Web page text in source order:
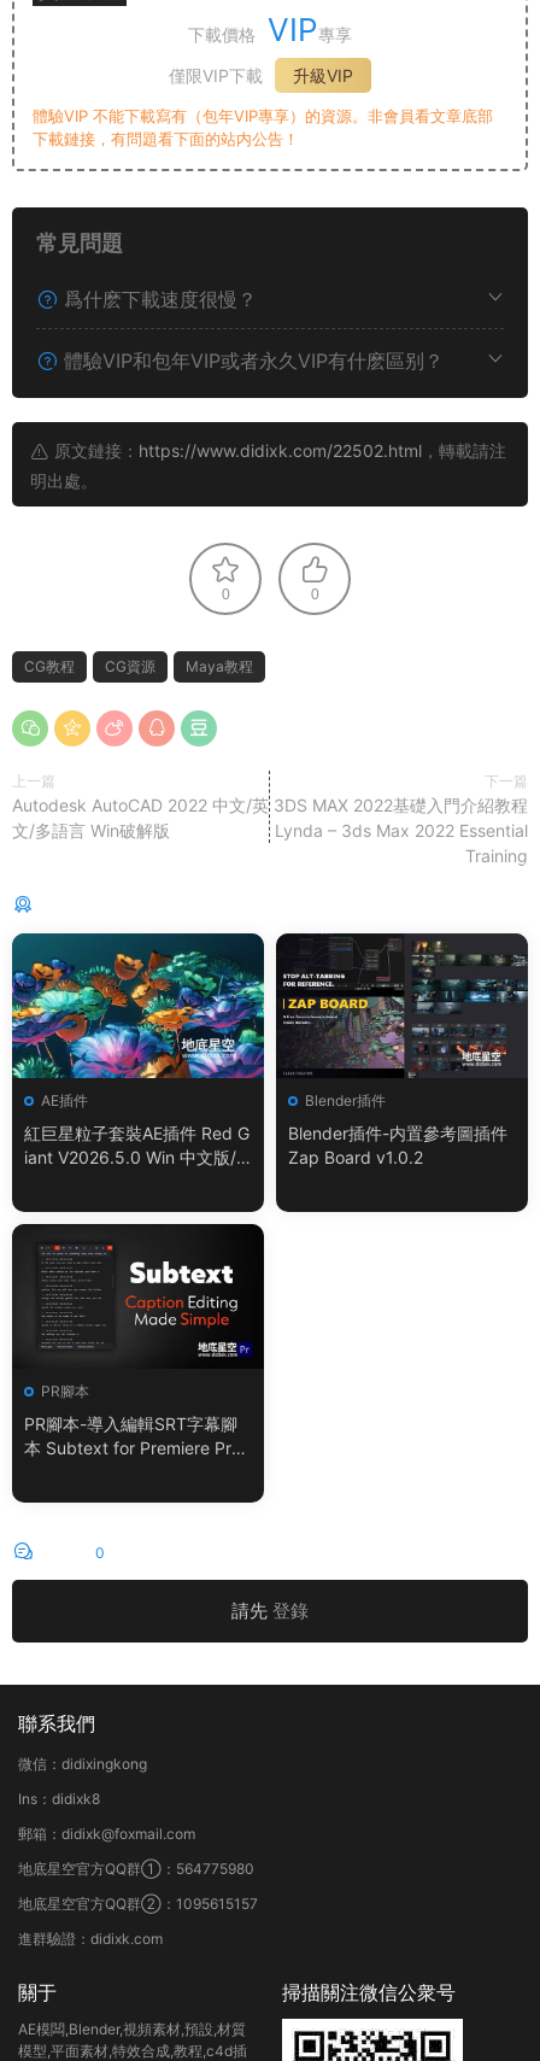
下載價格 VIP專享
僅限VIP下載
升級VIP
體驗VIP 不能下載寫有（包年VIP專享）的資源。非會員看文章底部
下載鏈接，有問題看下面的站内公告！
常見問題
爲什麽下載速度很慢？
體驗VIP和包年VIP或者永久VIP有什麽區别？
原文鏈接： https://www.didixk.com/22502.html ，轉載請注
明出處。
0 0
CG教程 CG資源 Maya教程
上一篇
Autodesk AutoCAD 2022 中文/英
文/多語言 Win破解版
下一篇
3DS MAX 2022基礎入門介紹教程
Lynda – 3ds Max 2022 Essential
Training
AE插件
紅巨星粒子套裝AE插件 Red G
iant V2026.5.0 Win 中文版/
Blender插件
Blender插件-内置參考圖插件
Zap Board v1.0.2
PR腳本
PR腳本-導入編輯SRT字幕腳
本 Subtext for Premiere Pro
0
請先 登錄
聯系我們
微信：didixingkong
Ins：didixk8
郵箱：didixk@foxmail.com
地底星空官方QQ群①：564775980
地底星空官方QQ群②：1095615157
進群驗證：didixk.com
關于
AE模闆,Blender,視頻素材,預設,材質
模型,平面素材,特效合成,教程,c4d插
掃描關注微信公衆号